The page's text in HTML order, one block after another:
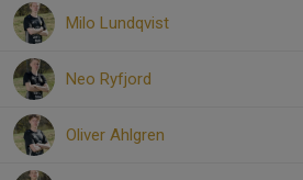
Milo Lundqvist
Neo Ryfjord
Oliver Ahlgren